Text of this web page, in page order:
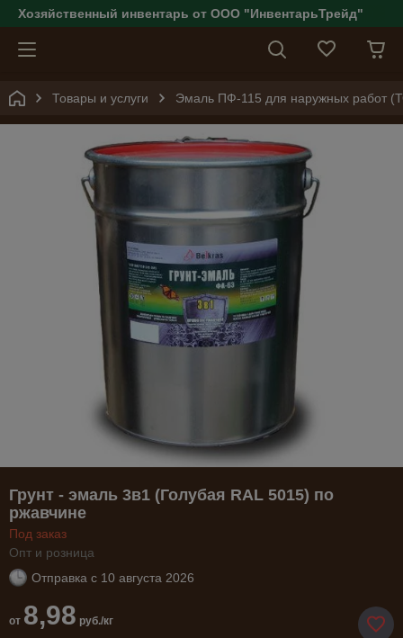
Хозяйственный инвентарь от ООО "ИнвентарьТрейд"
Товары и услуги Эмаль ПФ-115 для наружных
Грунт - эмаль 3в1 (Голубая RAL 5015) по
ржавчине
Под заказ
Опт и розница
Отправка с 10 августа 2026
от 8,98 руб./кг